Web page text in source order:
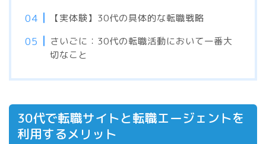
【実体験】30代の具体的な転職戦略
さいごに：30代の転職活動において一番大
切なこと
30代で転職サイトと転職エージェントを
利用するメリット